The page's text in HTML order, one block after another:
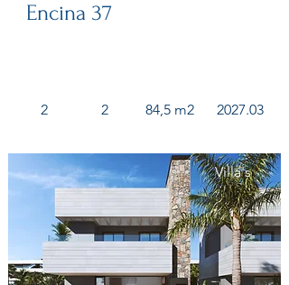
Encina 37
2 2 84,5 m2 2027.03
Villa's